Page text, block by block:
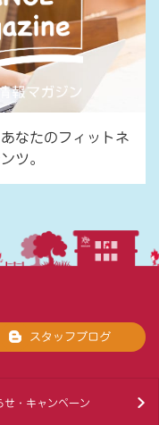
なたのフィットネ
ツ。
スタッフブログ
せ・キャンペーン